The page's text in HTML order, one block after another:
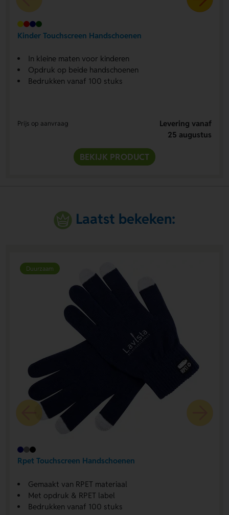
Kinder Touchscreen Handschoenen
In kleine maten voor kinderen
Opdruk op beide handschoenen
Bedrukken vanaf 100 stuks
Prijs op aanvraag
Levering vanaf
25 augustus
BEKIJK PRODUCT
Laatst bekeken:
Duurzaam
Rpet Touchscreen Handschoenen
Gemaakt van RPET materiaal
Met opdruk & RPET label
Bedrukken vanaf 100 stuks